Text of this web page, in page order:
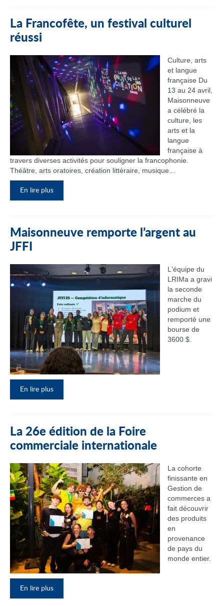
La Francofête, un festival culturel
réussi
Culture, arts
et langue
française Du
13 au 24 avril,
Maisonneuve
a célébré la
culture, les
arts et la
langue
française à
travers diverses activités pour souligner la francophonie.
Théâtre, arts oratoires, création littéraire, musique...
En lire plus
Maisonneuve remporte l’argent au
JFFI
L'équipe du
LRIMa a gravi
la seconde
marche du
podium et
remporté une
bourse de
3600 $.
En lire plus
La 26e édition de la Foire
commerciale internationale
La cohorte
finissante en
Gestion de
commerces a
fait découvrir
des produits
en
provenance
de pays du
monde entier.
En lire plus